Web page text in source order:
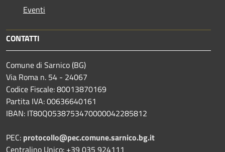
Eventi
CONTATTI
Comune di Sarnico (BG)
Via Roma n. 54 - 24067
Codice Fiscale: 80013870169
Partita IVA: 00636640161
IBAN: IT80Q0538753470000042285812
PEC: protocollo@pec.comune.sarnico.bg.it
Centralino Unico: +39 035 924111